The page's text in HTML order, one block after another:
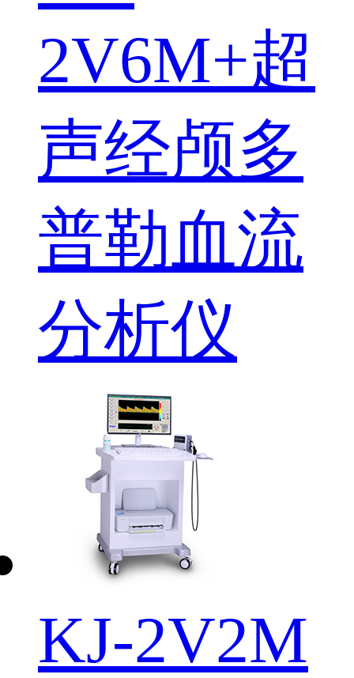
2V6M+超
声经颅多
普勒血流
分析仪
KJ-2V2M